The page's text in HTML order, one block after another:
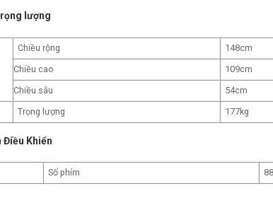
lượng
Chiều rộng
148cm
Chiều cao
109cm
Chiều sâu
54cm
Trọng lượng 177kg
Điều Khiển
Số phím 88